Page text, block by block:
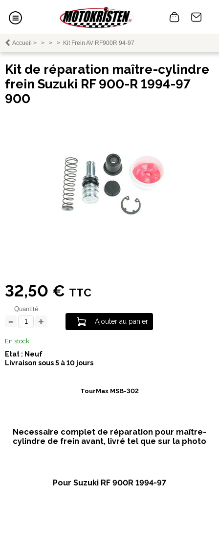
Accueil > > > > Kit Frein AV RF900R 94-97
Kit de réparation maître-cylindre
frein Suzuki RF 900-R 1994-97
900
32,50 € TTC
Quantité
Ajouter au panier
En stock
Etat : Neuf
Livraison sous 5 à 10 jours
TourMax MSB-302
Necessaire complet de réparation pour maître-
cylindre de frein avant, livré tel que sur la photo
Pour Suzuki RF 900R 1994-97